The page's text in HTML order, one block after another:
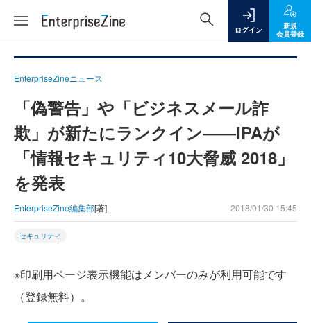
ログイン
新規
会員登録
EnterpriseZineニュース
「偽警告」や「ビジネスメール詐
欺」が新たにランクイン――IPAが
「情報セキュリティ10大脅威 2018」
を発表
EnterpriseZine編集部[著] 2018/01/30 15:45
セキュリティ
※印刷用ページ表示機能はメンバーのみが利用可能です
（登録無料）。